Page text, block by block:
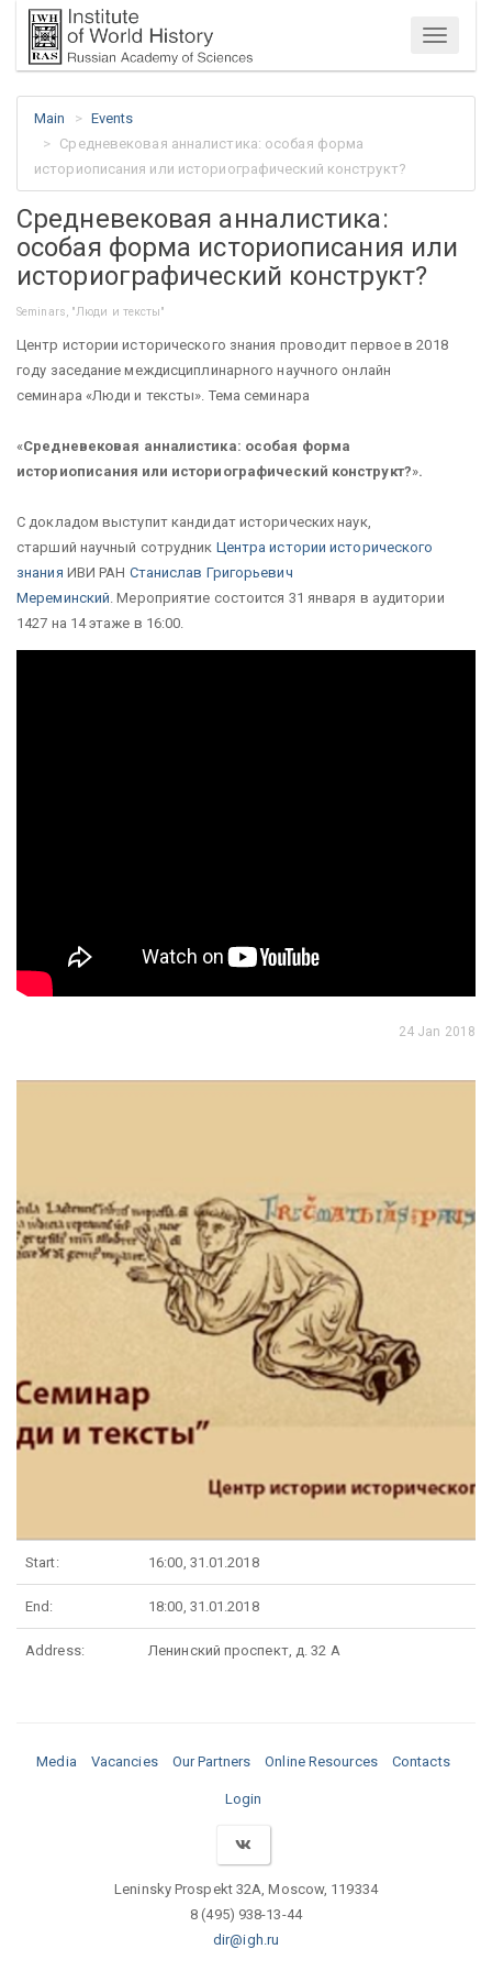
Menu
Main
Events
Средневековая анналистика: особая форма
историописания или историографический конструкт?
Средневековая анналистика:
особая форма историописания или
историографический конструкт?
Seminars, "Люди и тексты"
Центр истории исторического знания проводит первое в 2018
году заседание междисциплинарного научного онлайн
семинара «Люди и тексты». Тема семинара
«Средневековая анналистика: особая форма
историописания или историографический конструкт?».
С докладом выступит кандидат исторических наук,
старший научный сотрудник Центра истории исторического
знания ИВИ РАН Станислав Григорьевич
Мереминский . Мероприятие состоится 31 января в аудитории
1427 на 14 этаже в 16:00.
24 Jan 2018
Start: 16:00, 31.01.2018
End: 18:00, 31.01.2018
Address: Ленинский проспект, д. 32 А
Media Vacancies Our Partners Online Resources Contacts
Login
Leninsky Prospekt 32A, Moscow, 119334
8 (495) 938-13-44
dir@igh.ru